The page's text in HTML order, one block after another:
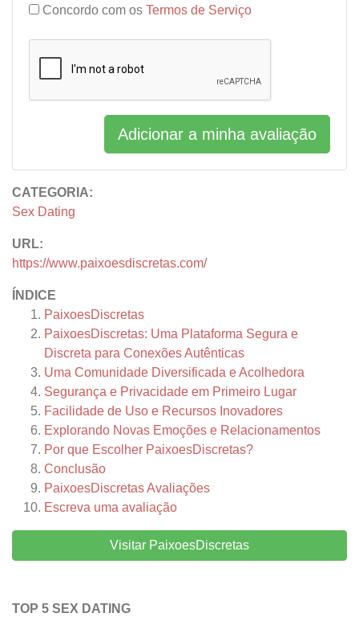
CATEGORIA:
Sex Dating
URL:
https://www.paixoesdiscretas.com/
ÍNDICE
PaixoesDiscretas
PaixoesDiscretas: Uma Plataforma Segura e
Discreta para Conexões Autênticas
Uma Comunidade Diversificada e Acolhedora
Segurança e Privacidade em Primeiro Lugar
Facilidade de Uso e Recursos Inovadores
Explorando Novas Emoções e Relacionamentos
Por que Escolher PaixoesDiscretas?
Conclusão
PaixoesDiscretasAvaliações
Escreva uma avaliação
Visitar PaixoesDiscretas
TOP 5 SEX DATING
Concordo com os Termos de Serviço
Adicionar a minha avaliação